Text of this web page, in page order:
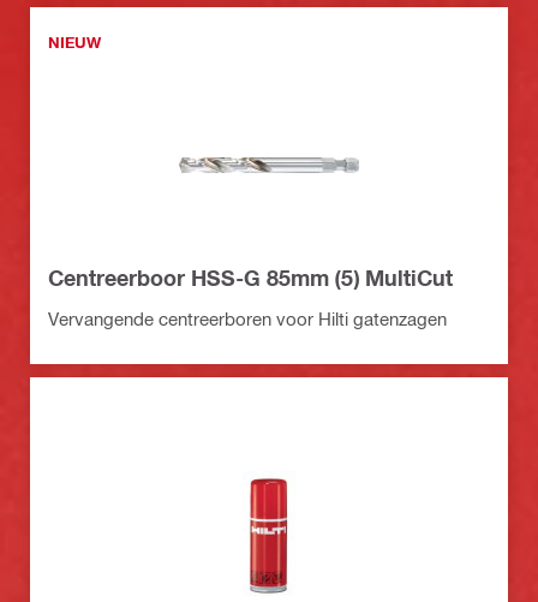
NIEUW
Centreerboor HSS-G 85mm (5) MultiCut
Vervangende centreerboren voor Hilti gatenzagen